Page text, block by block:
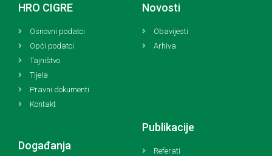
HRO CIGRE
Osnovni podatci
Opći podatci
Tajništvo
Tijela
Pravni dokumenti
Kontakt
Novosti
Obavijesti
Arhiva
Događanja
Publikacije
Referati